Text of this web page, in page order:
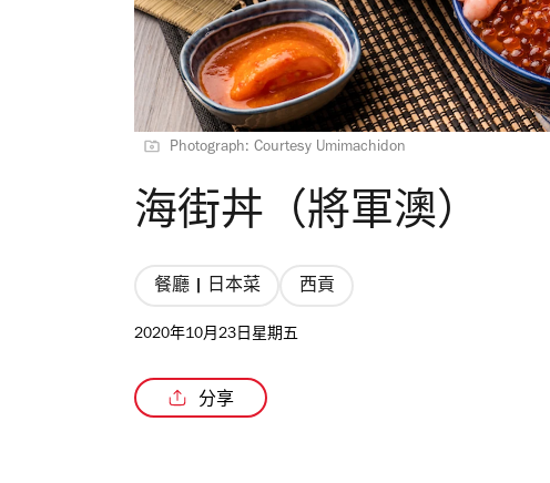
Photograph: Courtesy Umimachidon
海街丼（將軍澳）
餐廳 | 日本菜 西貢
2020年10月23日星期五
分享